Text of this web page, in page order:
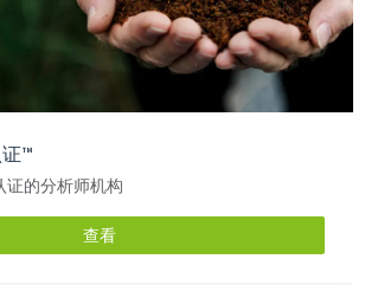
™
证的分析师机构
查看